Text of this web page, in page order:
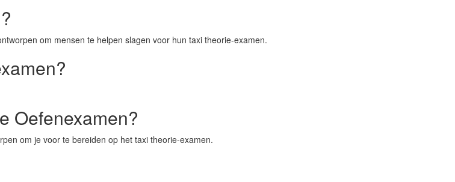
om mensen te helpen slagen voor hun taxi theorie-examen.
Oefenexamen?
om je voor te bereiden op het taxi theorie-examen.